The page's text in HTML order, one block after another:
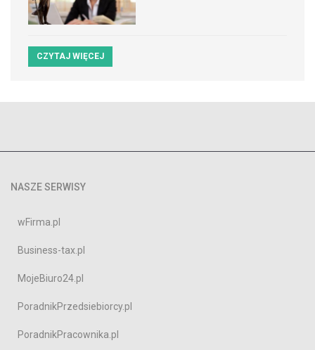
CZYTAJ WIĘCEJ
NASZE SERWISY
wFirma.pl
Business-tax.pl
MojeBiuro24.pl
PoradnikPrzedsiebiorcy.pl
PoradnikPracownika.pl